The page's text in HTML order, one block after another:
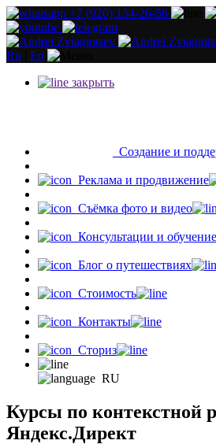
+7 (920) 154-26-56
Ru
En
закрыть
Создание и
Реклама и продвижение
Съёмка фото и видео
Консультации и обучение
Блог о путешествиях
Стоимость
Контакты
Сториз
RU
Курсы по контекстной
Яндекс.Директ